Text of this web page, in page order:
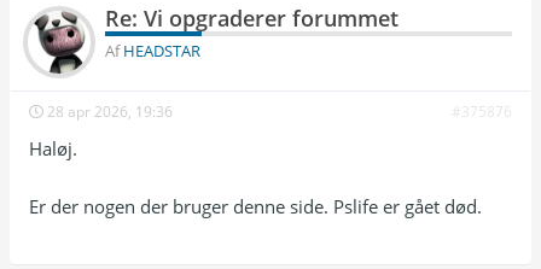
Re: Vi opgraderer forummet
AfHEADSTAR
28 apr 2026, 19:36 #375876
Haløj.
Er der nogen der bruger denne side. Pslife er gået død.